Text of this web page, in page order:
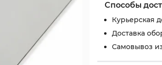
Способы
Курьерская
Доставка
Самовывоз